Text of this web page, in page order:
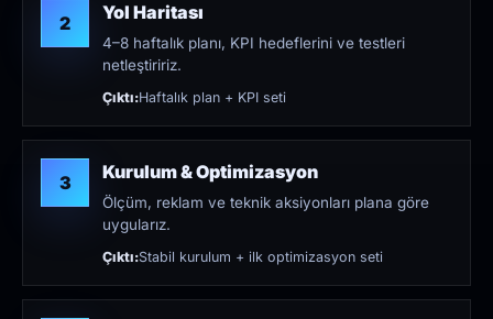
2 Yol Haritası
4–8 haftalık planı, KPI hedeflerini ve testleri
netleştiririz.
Çıktı:Haftalık plan + KPI seti
3 Kurulum & Optimizasyon
Ölçüm, reklam ve teknik aksiyonları plana göre
uygularız.
Çıktı:Stabil kurulum + ilk optimizasyon seti